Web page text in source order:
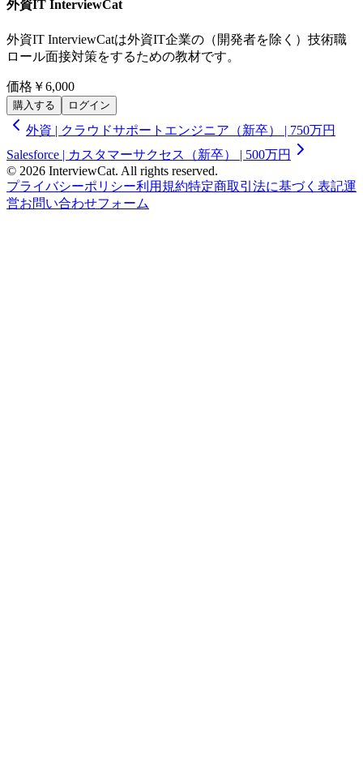
外資IT InterviewCat
外資IT InterviewCatは外資IT企業の（開発者を除く）技術職
ロール面接対策をするための教材です。
価格 ￥6,000
購入する ログイン
外資 | クラウドサポートエンジニア（新卒） | 750万円
Salesforce | カスタマーサクセス（新卒） | 500万円
© 2026 InterviewCat. All rights reserved.
プライバシーポリシー利用規約特定商取引法に基づく表記運
営お問い合わせフォーム